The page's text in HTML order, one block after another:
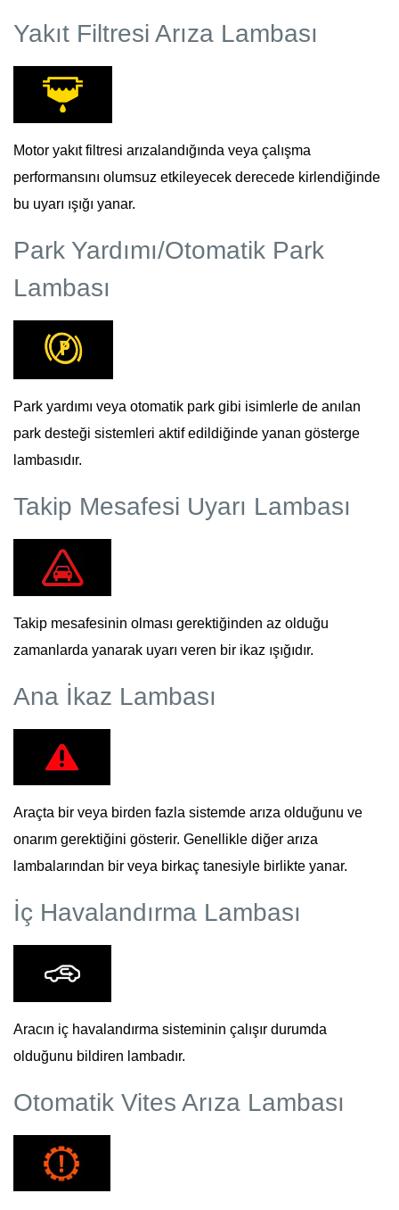
Yakıt Filtresi Arıza Lambası
Motor yakıt filtresi arızalandığında veya çalışma
performansını olumsuz etkileyecek derecede kirlendiğinde
bu uyarı ışığı yanar.
Park Yardımı/Otomatik Park
Lambası
Park yardımı veya otomatik park gibi isimlerle de anılan
park desteği sistemleri aktif edildiğinde yanan gösterge
lambasıdır.
Takip Mesafesi Uyarı Lambası
Takip mesafesinin olması gerektiğinden az olduğu
zamanlarda yanarak uyarı veren bir ikaz ışığıdır.
Ana İkaz Lambası
Araçta bir veya birden fazla sistemde arıza olduğunu ve
onarım gerektiğini gösterir. Genellikle diğer arıza
lambalarından bir veya birkaç tanesiyle birlikte yanar.
İç Havalandırma Lambası
Aracın iç havalandırma sisteminin çalışır durumda
olduğunu bildiren lambadır.
Otomatik Vites Arıza Lambası